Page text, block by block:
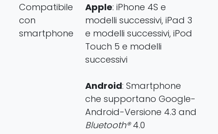
Compatibile
con
smartphone
Apple: iPhone 4S e
modelli successivi, iPad 3
e modelli successivi, iPod
Touch 5 e modelli
successivi
Android: Smartphone
che supportano Google-
Android-Versione 4.3 and
Bluetooth®4.0